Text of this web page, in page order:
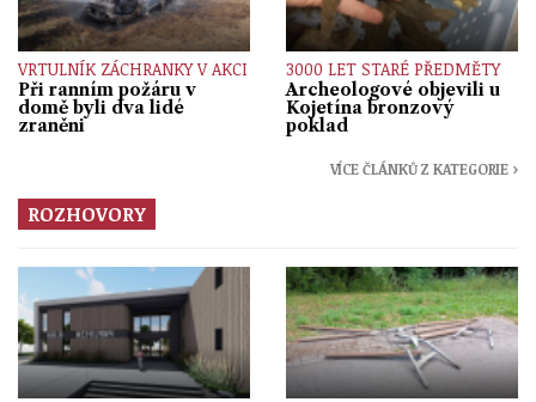
VRTULNÍK ZÁCHRANKY V AKCI
Při ranním požáru v
domě byli dva lidé
zraněni
3000 LET STARÉ PŘEDMĚTY
Archeologové objevili u
Kojetína bronzový
poklad
VÍCE ČLÁNKŮ Z KATEGORIE ›
ROZHOVORY